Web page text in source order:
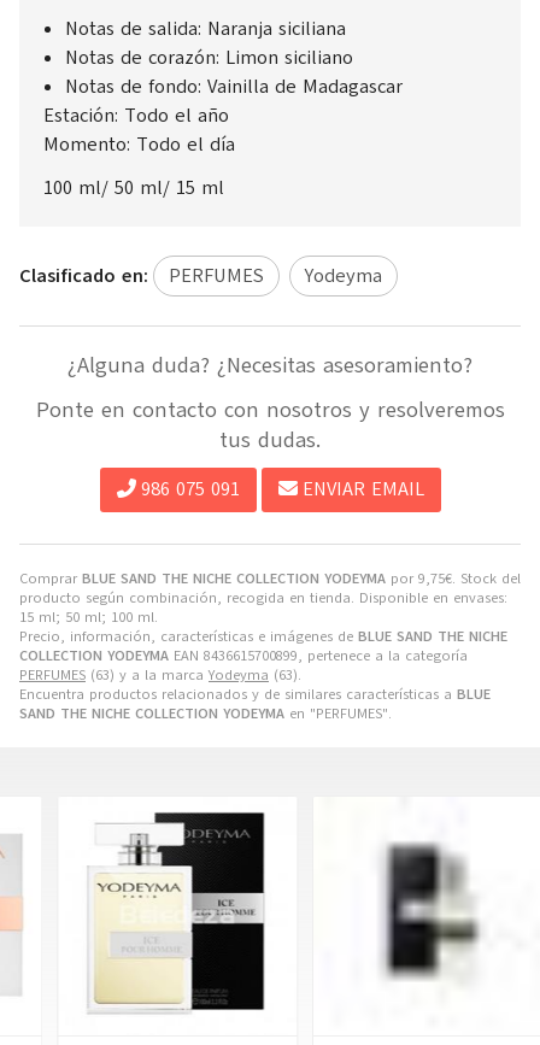
Comprar BLUE SAND THE NICHE COLLECTION YODEYMA por 9,75€. Stock del
producto según combinación, recogida en tienda. Disponible en envases:
15 ml; 50 ml; 100 ml.
Precio, información, características e imágenes de BLUE SAND THE NICHE
COLLECTION YODEYMA EAN 8436615700899, pertenece a la categoría
PERFUMES (63) y a la marca Yodeyma (63).
Encuentra productos relacionados y de similares características a BLUE
SAND THE NICHE COLLECTION YODEYMA en "PERFUMES".
Notas de salida: Naranja siciliana
Notas de corazón: Limon siciliano
Notas de fondo: Vainilla de Madagascar
Estación: Todo el año
Momento: Todo el día
100 ml/ 50 ml/ 15 ml
Clasificado en: PERFUMES Yodeyma
¿Alguna duda? ¿Necesitas asesoramiento?
Ponte en contacto con nosotros y resolveremos
tus dudas.
986 075 091 ENVIAR EMAIL